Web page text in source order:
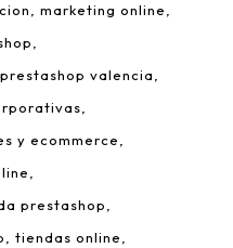
marketing online
prestashop valencia
y ecommerce
prestashop
tiendas online